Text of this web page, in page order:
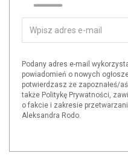
Podany adres e-mail
powiadomień o nowych
potwierdzasz że zapoznałeś/
także Politykę Prywatności,
o fakcie i zakresie
Aleksandra Rodo.